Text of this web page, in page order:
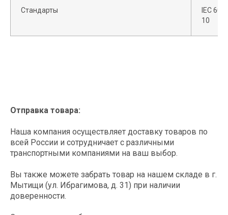
Стандарты
IEC
10
Отправка товара:
Наша компания осуществляет доставку товаров по
всей России и сотрудничает с различными
транспортными компаниями на ваш выбор.
Вы также можете забрать товар на нашем складе в г.
Мытищи (ул. Ибрагимова, д. 31) при наличии
доверенности.
Технические спецификации
Оставляете заявку на нашем сайте
info@spark-s.ru
Согласовываем оборудование,
стоимость и сроки поставки
оборудования
Поддерживаем клиентов на